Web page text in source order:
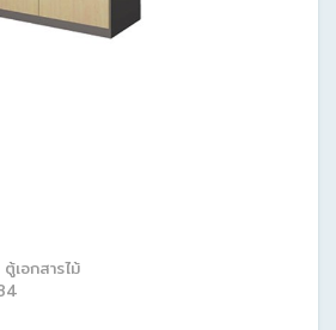
ตู้เอกสารไม้